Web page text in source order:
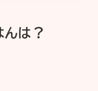
んは？